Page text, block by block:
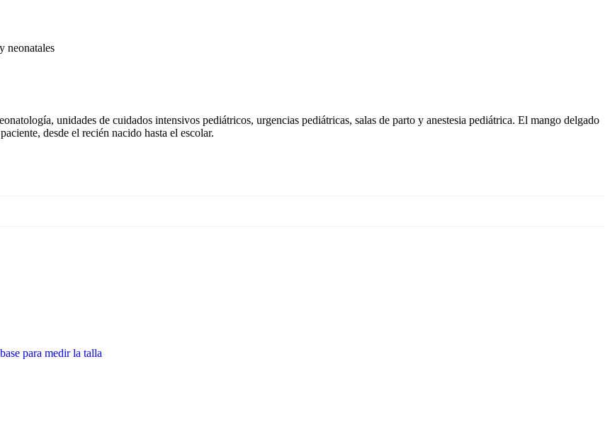
neonatales
unidades de cuidados intensivos pediátricos, urgencias pediátricas, salas de parto y anestesia pediátrica. El mango delgado
desde el recién nacido hasta el escolar.